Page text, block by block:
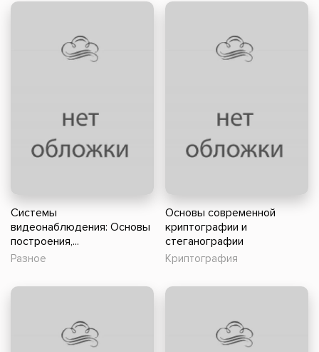
Системы
видеонаблюдения: Основы
построения,...
Разное
Основы современной
криптографии и
стеганографии
Криптография